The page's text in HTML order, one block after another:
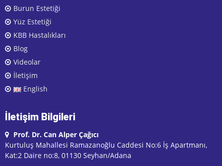
Burun Estetiği
Yüz Estetiği
KBB Hastalıkları
Blog
Videolar
İletişim
English
İletişim Bilgileri
Prof. Dr. Can Alper Çağıcı
Kurtuluş Mahallesi Ramazanoğlu Caddesi No:6 İş Apartmanı,
Kat:2 Daire no:8, 01130 Seyhan/Adana